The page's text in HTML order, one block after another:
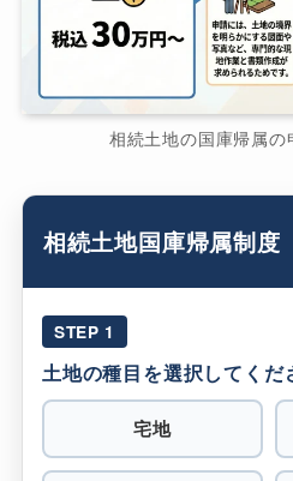
相続土地の国庫帰属の
相続土地国庫帰属制
STEP 1
土地の種目を選択してくだ
宅地